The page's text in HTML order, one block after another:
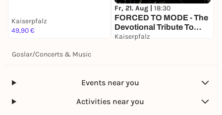
Kaiserpfalz
49,90 €
Fr, 21. Aug | 18:30
FORCED TO MODE - The
Devotional Tribute To
Depeche Mode
Kaiserpfalz
Goslar/Concerts & Music
Events near you
Activities near you